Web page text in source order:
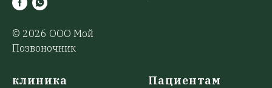
© 2026 ООО Мой
Позвоночник
клиника Пациентам